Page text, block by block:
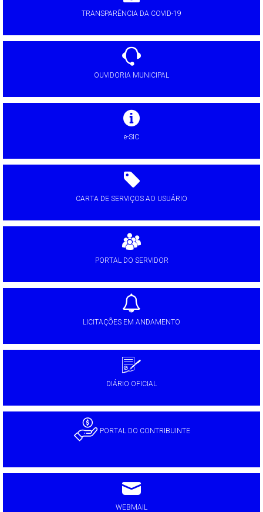
TRANSPARÊNCIA DA COVID-19
OUVIDORIA MUNICIPAL
e-SIC
CARTA DE SERVIÇOS AO USUÁRIO
PORTAL DO SERVIDOR
LICITAÇÕES EM ANDAMENTO
DIÁRIO OFICIAL
PORTAL DO CONTRIBUINTE
WEBMAIL